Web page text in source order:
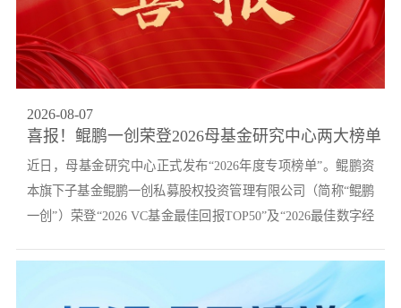
党的建
2026-08-07
喜报！鲲鹏一创荣登2026母基金研究中心两大榜单
近日，母基金研究中心正式发布“2026年度专项榜单”。鲲鹏资
本旗下子基金鲲鹏一创私募股权投资管理有限公司（简称“鲲鹏
一创”）荣登“2026 VC基金最佳回报TOP50”及“2026最佳数字经